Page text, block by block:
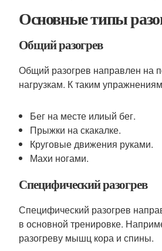
Основные типы
Общий разогрев
Общий разогрев направлен на
нагрузкам. К таким
Бег на месте илиый бег.
Прыжки на скакалке.
Круговые движения руками.
Махи ногами.
Специфический разогрев
Специфический разогрев
в основной тренировке.
разогреву мышц кора и спины.